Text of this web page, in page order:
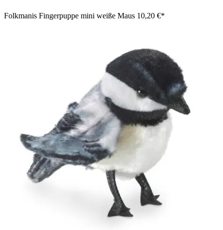
Folkmanis Fingerpuppe mini weiße Maus 10,20 €*